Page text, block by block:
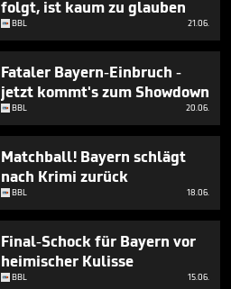
folgt, ist kaum zu glauben
BBL 21.06.
Fataler Bayern-Einbruch -
jetzt kommt's zum Showdown
BBL 20.06.
Matchball! Bayern schlägt
nach Krimi zurück
BBL 18.06.
Final-Schock für Bayern vor
heimischer Kulisse
BBL 15.06.